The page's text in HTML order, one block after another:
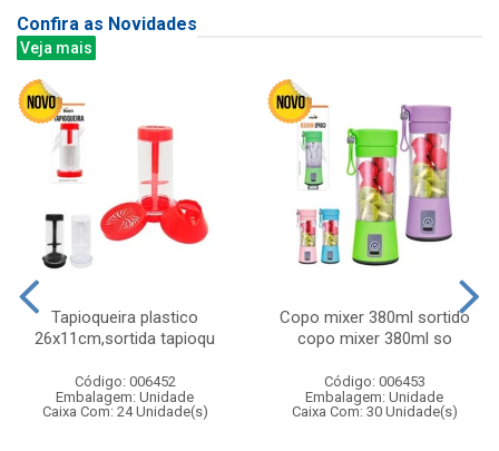
Confira as Novidades
Veja mais
Tapioqueira plastico
26x11cm,sortida tapioqu
Código: 006452
Embalagem: Unidade
Caixa Com: 24 Unidade(s)
Copo mixer 380ml sortido
copo mixer 380ml so
Código: 006453
Embalagem: Unidade
Caixa Com: 30 Unidade(s)